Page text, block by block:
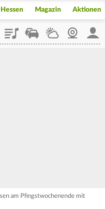
Magazin Aktionen
PlaylistStaupilotWetterWebcam
am Pfingstwochenende mit